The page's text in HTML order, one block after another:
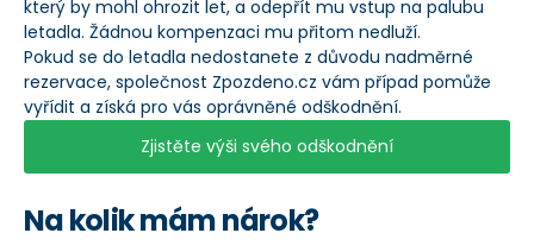
který by mohl ohrozit let, a odepřít mu vstup na palubu
letadla. Žádnou kompenzaci mu přitom nedluží.
Pokud se do letadla nedostanete z důvodu nadměrné
rezervace, společnost Zpozdeno.cz vám případ pomůže
vyřídit a získá pro vás oprávněné odškodnění.
Zjistěte výši svého odškodnění
Na kolik mám nárok?